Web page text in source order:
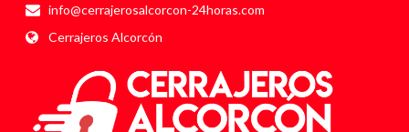
info@cerrajerosalcorcon-24horas.com
Cerrajeros Alcorcón